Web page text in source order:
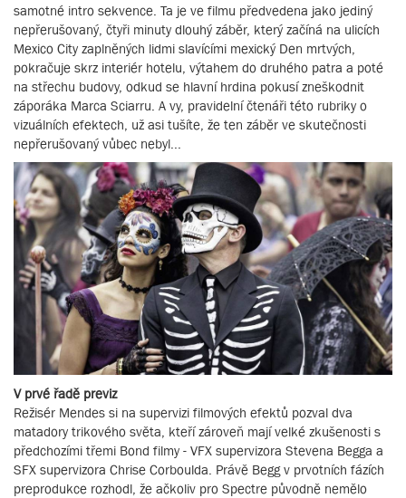
samotné intro sekvence. Ta je ve filmu předvedena jako jediný
nepřerušovaný, čtyři minuty dlouhý záběr, který začíná na ulicích
Mexico City zaplněných lidmi slavícími mexický Den mrtvých,
pokračuje skrz interiér hotelu, výtahem do druhého patra a poté
na střechu budovy, odkud se hlavní hrdina pokusí zneškodnit
záporáka Marca Sciarru. A vy, pravidelní čtenáři této rubriky o
vizuálních efektech, už asi tušíte, že ten záběr ve skutečnosti
nepřerušovaný vůbec nebyl...
V prvé řadě previz
Režisér Mendes si na supervizi filmových efektů pozval dva
matadory trikového světa, kteří zároveň mají velké zkušenosti s
předchozími třemi Bond filmy - VFX supervizora Stevena Begga a
SFX supervizora Chrise Corboulda. Právě Begg v prvotních fázích
preprodukce rozhodl, že ačkoliv pro Spectre původně nemělo